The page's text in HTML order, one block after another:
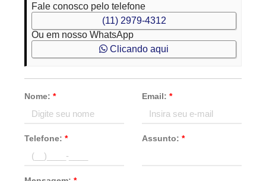
Fale conosco pelo telefone
(11) 2979-4312
Ou em nosso WhatsApp
Clicando aqui
Nome:* Email: *
Telefone:* Assunto: *